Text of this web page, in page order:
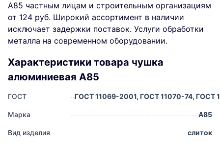
A85 частным лицам и строительным организациям
от 124 руб. Широкий ассортимент в наличии
исключает задержки поставок. Услуги обработки
металла на современном оборудовании.
Характеристики товара чушка
алюминиевая A85
ГОСТ ГОСТ 11069-2001, ГОСТ 11070-74, ГОСТ
Марка A85
Вид изделия слиток